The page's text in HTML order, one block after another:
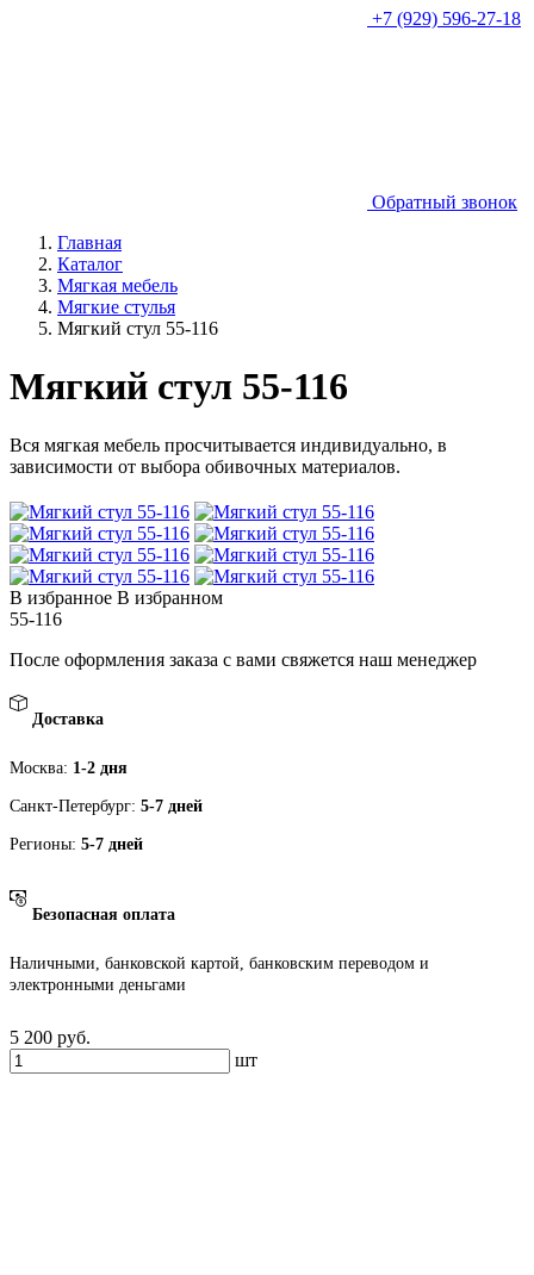
+7 (929) 596-27-18
Обратный звонок
Главная
Каталог
Мягкая мебель
Мягкие стулья
Мягкий стул 55-116
Мягкий стул 55-116
Вся мягкая мебель просчитывается индивидуально, в
зависимости от выбора обивочных материалов.
В избранное В избранном
55-116
После оформления заказа с вами свяжется наш менеджер
Доставка
Москва: 1-2 дня
Санкт-Петербург: 5-7 дней
Регионы: 5-7 дней
Безопасная оплата
Наличными, банковской картой, банковским переводом и
электронными деньгами
5 200 руб.
шт